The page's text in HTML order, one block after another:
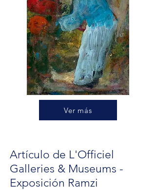
Ver más
Artículo de L'Officiel
Galleries & Museums -
Exposición Ramzi